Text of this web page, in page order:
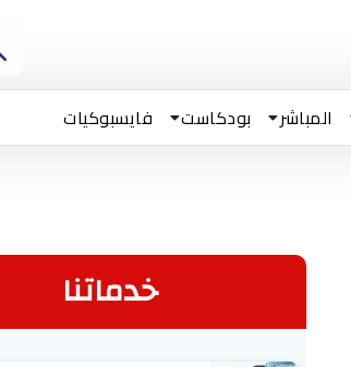
المباشر بودكاست فايسبوكيات
خدماتنا